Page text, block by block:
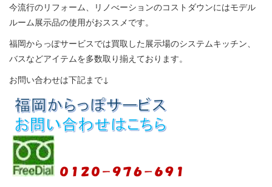
今流行のリフォーム、リノべーションのコストダウンにはモデル
ルーム展示品の使用がおススメです。
福岡からっぽサービスでは買取した展示場のシステムキッチン、
バスなどアイテムを多数取り揃えております。
お問い合わせは下記まで↓